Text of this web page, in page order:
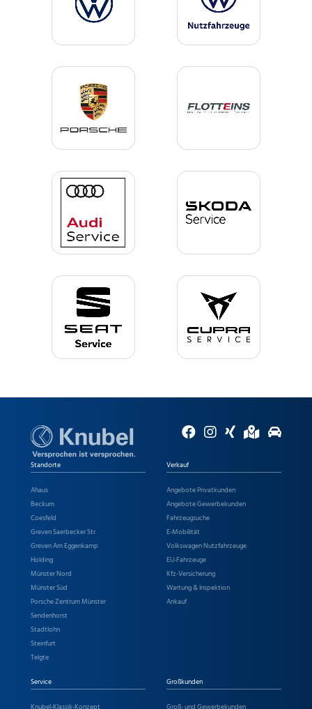
Standorte
Ahaus
Beckum
Coesfeld
Greven Saerbecker Str.
Greven Am Eggenkamp
Holding
Münster Nord
Münster Süd
Porsche Zentrum Münster
Sendenhorst
Stadtlohn
Steinfurt
Telgte
Verkauf
Angebote Privatkunden
Angebote Gewerbekunden
Fahrzeugsuche
E-Mobilität
Volkswagen Nutzfahrzeuge
EU-Fahrzeuge
Kfz-Versicherung
Wartung & Inspektion
Ankauf
Service Großkunden